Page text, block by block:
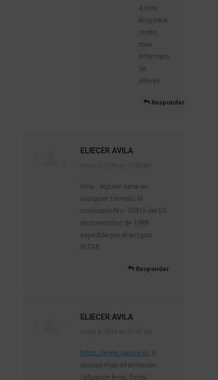
a este
blog para
recibir
más
información
de
interés.
Responder
ELIECER AVILA
Hola… alguien tiene en
cualquier formato la
resolución Nro. 10815 del 03
de noviembre de 1988
expedida por el antiguo
INTRA,
Responder
ELIECER AVILA
https://www.carsok.co, si
deseas mas información
(situación legal, fotos,